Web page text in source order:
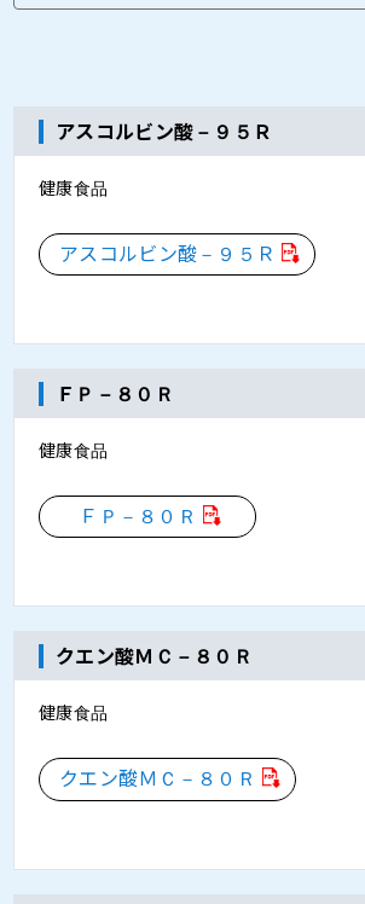
アスコルビン酸－９５Ｒ
健康食品
アスコルビン酸－９５Ｒ
ＦＰ－８０Ｒ
健康食品
ＦＰ－８０Ｒ
クエン酸ＭＣ－８０Ｒ
健康食品
クエン酸ＭＣ－８０Ｒ